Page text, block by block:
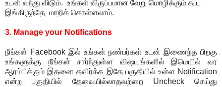
உடன் வந்து விடும். உங்கள் விருப்பமான வேறு மொழிக்கும் கூட
இங்கிருந்தே மாறிக் கொள்ளலாம்.
3. Manage your Notifications
நீங்கள் Facebook இல் உங்கள் நண்பர்கள் உடன் இணைந்த பிறகு
உங்களுக்கு நீங்கள் சார்ந்துள்ள விஷயங்களில் இமெயில் வர
ஆரம்பிக்கும் இதனை தவிர்க்க இதே பகுதியில் உள்ள Notification
என்ற பகுதியில் தேவையில்லாதவற்றை Uncheck செய்து